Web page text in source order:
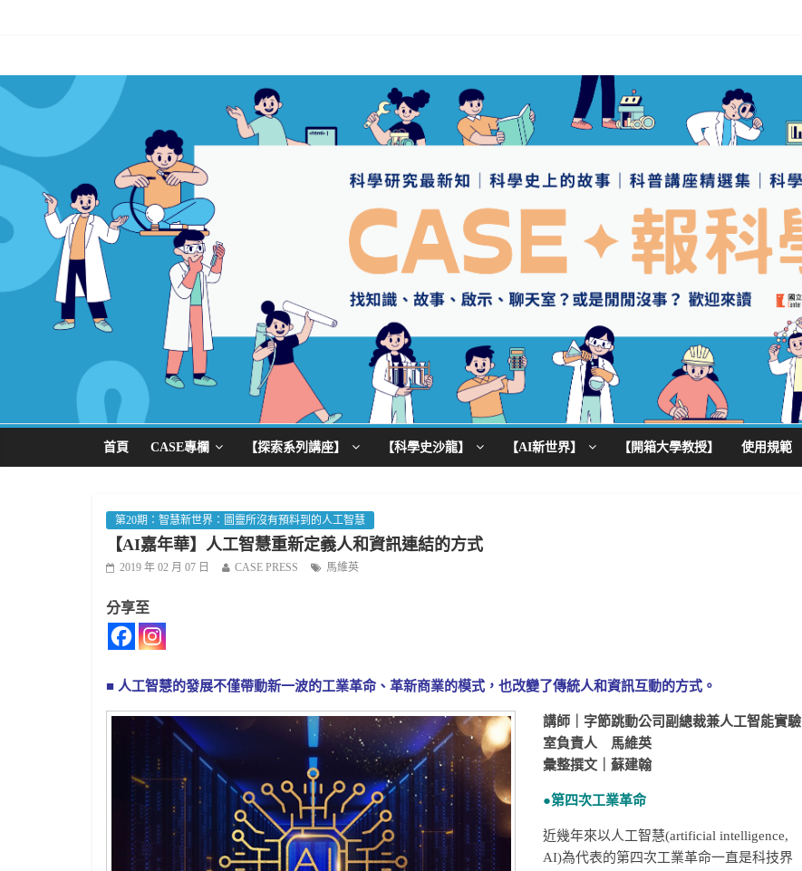
首頁 CASE專欄 【探索系列講座】 【科學史沙龍】 【AI新世界】 【開箱大學教授】 使用規範
第20期：智慧新世界：圖靈所沒有預料到的人工智慧
【AI嘉年華】人工智慧重新定義人和資訊連結的方式
2019 年 02 月 07 日 CASE PRESS 馬維英
分享至
■ 人工智慧的發展不僅帶動新一波的工業革命、革新商業的模式，也改變了傳統人和資訊互動的方式。
講師｜字節跳動公司副總裁兼人工智能實驗
室負責人 馬維英
彙整撰文｜ 蘇建翰
●第四次工業革命
近幾年來以人工智慧(artificial intelligence,
AI)為代表的第四次工業革命一直是科技界